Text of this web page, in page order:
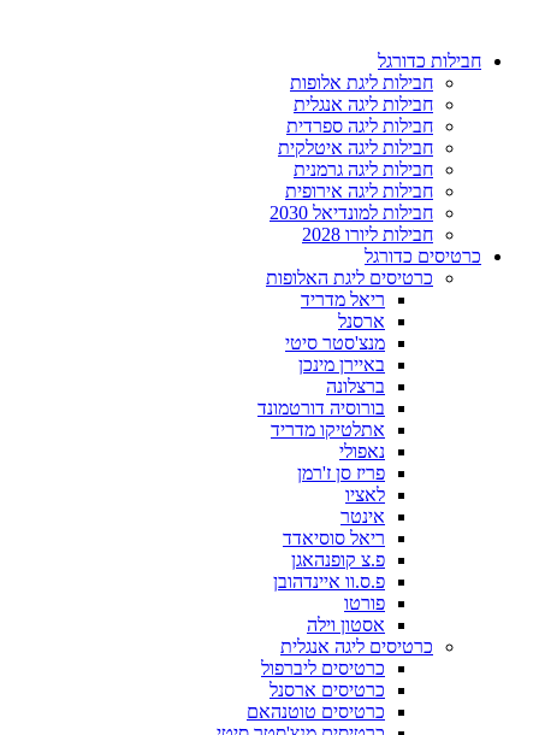
חבילות כדורגל
חבילות ליגת אלופות
חבילות ליגה אנגלית
חבילות ליגה ספרדית
חבילות ליגה איטלקית
חבילות ליגה גרמנית
חבילות ליגה אירופית
חבילות למונדיאל 2030
חבילות ליורו 2028
כרטיסים כדורגל
כרטיסים ליגת האלופות
ריאל מדריד
ארסנל
מנצ'סטר סיטי
באיירן מינכן
ברצלונה
בורוסיה דורטמונד
אתלטיקו מדריד
נאפולי
פריז סן ז'רמן
לאציו
אינטר
ריאל סוסיאדד
פ.צ קופנהאגן
פ.ס.וו איינדהובן
פורטו
אסטון וילה
כרטיסים ליגה אנגלית
כרטיסים ליברפול
כרטיסים ארסנל
כרטיסים טוטנהאם